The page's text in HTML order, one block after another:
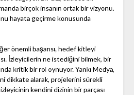
birçok insanın ortak bir vizyonu.
hayata geçirme konusunda
önemli başarısı, hedef kitleyi
İzleyicilerin ne istediğini bilmek, bir
kritik bir rol oynuyor. Yankı Medya,
dikkate alarak, projelerini sürekli
kendini dizinin bir parçası